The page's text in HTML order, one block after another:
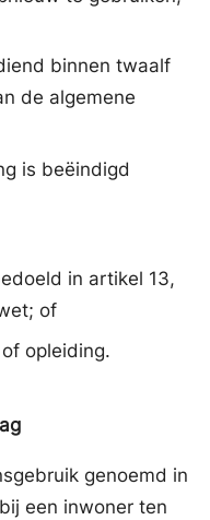
binnen twaalf
de algemene
is beëindigd
in artikel 13,
of
opleiding.
genoemd in
een inwoner ten